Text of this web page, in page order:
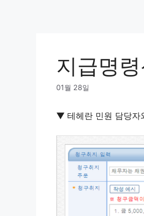
지급명
01월 28일
▼ 테헤란 민원 담당